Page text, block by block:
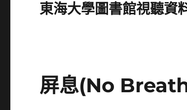
東海大學圖書館視聽
屏息(No